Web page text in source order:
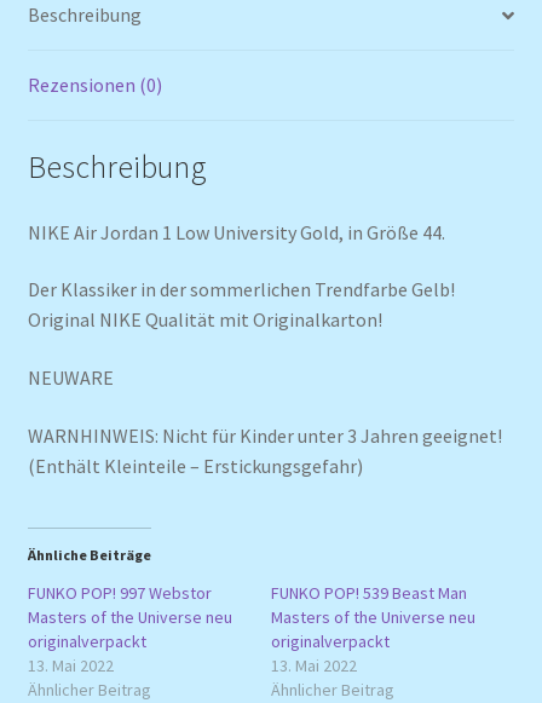
Beschreibung
Rezensionen (0)
Beschreibung
NIKE Air Jordan 1 Low University Gold, in Größe 44.
Der Klassiker in der sommerlichen Trendfarbe Gelb!
Original NIKE Qualität mit Originalkarton!
NEUWARE
WARNHINWEIS: Nicht für Kinder unter 3 Jahren geeignet!
(Enthält Kleinteile – Erstickungsgefahr)
Ähnliche Beiträge
FUNKO POP! 997 Webstor
Masters of the Universe neu
originalverpackt
13. Mai 2022
Ähnlicher Beitrag
FUNKO POP! 539 Beast Man
Masters of the Universe neu
originalverpackt
13. Mai 2022
Ähnlicher Beitrag